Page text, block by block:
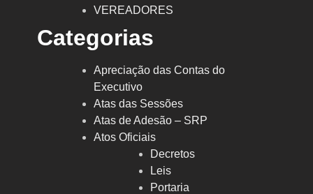
VEREADORES
Categorias
Apreciação das Contas do
Executivo
Atas das Sessões
Atas de Adesão – SRP
Atos Oficiais
Decretos
Leis
Portaria